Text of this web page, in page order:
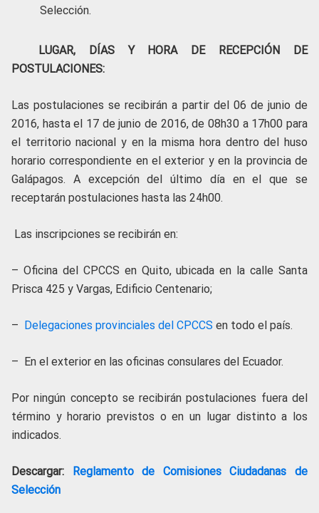
Selección.
LUGAR, DÍAS Y HORA DE RECEPCIÓN DE
POSTULACIONES:
Las postulaciones se recibirán a partir del 06 de junio de
2016, hasta el 17 de junio de 2016, de 08h30 a 17h00 para
el territorio nacional y en la misma hora dentro del huso
horario correspondiente en el exterior y en la provincia de
Galápagos. A excepción del último día en el que se
receptarán postulaciones hasta las 24h00.
Las inscripciones se recibirán en:
– Oficina del CPCCS en Quito, ubicada en la calle Santa
Prisca 425 y Vargas, Edificio Centenario;
– Delegaciones provinciales del CPCCS en todo el país.
– En el exterior en las oficinas consulares del Ecuador.
Por ningún concepto se recibirán postulaciones fuera del
término y horario previstos o en un lugar distinto a los
indicados.
Descargar: Reglamento de Comisiones Ciudadanas de
Selección